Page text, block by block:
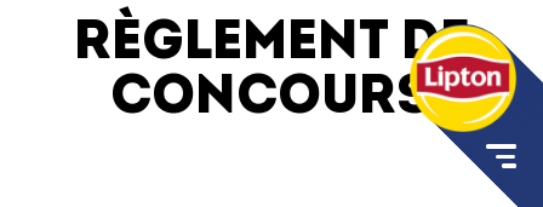
Règlement de
concours